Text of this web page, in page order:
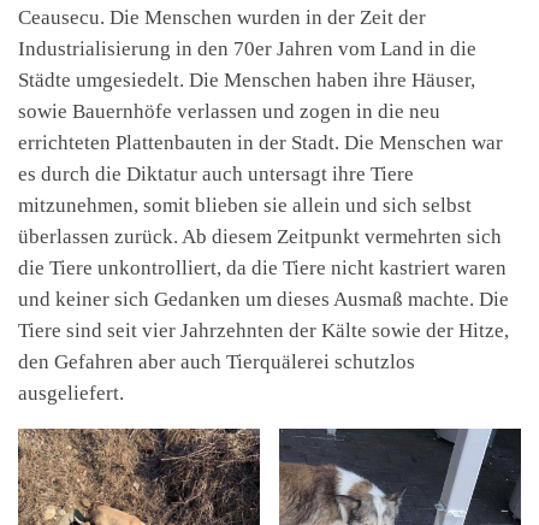
Ceausecu. Die Menschen wurden in der Zeit der
Industrialisierung in den 70er Jahren vom Land in die
Städte umgesiedelt. Die Menschen haben ihre Häuser,
sowie Bauernhöfe verlassen und zogen in die neu
errichteten Plattenbauten in der Stadt. Die Menschen war
es durch die Diktatur auch untersagt ihre Tiere
mitzunehmen, somit blieben sie allein und sich selbst
überlassen zurück. Ab diesem Zeitpunkt vermehrten sich
die Tiere unkontrolliert, da die Tiere nicht kastriert waren
und keiner sich Gedanken um dieses Ausmaß machte. Die
Tiere sind seit vier Jahrzehnten der Kälte sowie der Hitze,
den Gefahren aber auch Tierquälerei schutzlos
ausgeliefert.